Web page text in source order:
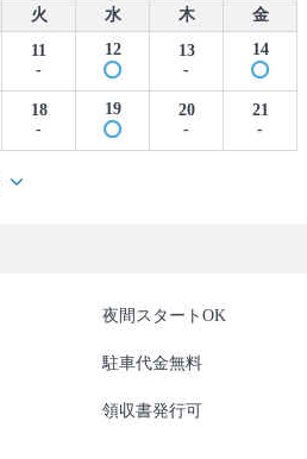
火 水 木
金
11
-
12
13
-
14
18
-
19
20
-
21
-
夜間スタートOK
駐車代金無料
領収書発行可